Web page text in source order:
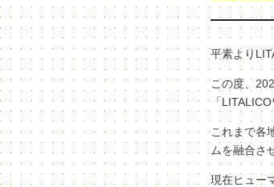
平素より
この度、
「
これまで各
ムを融合さ
現在ヒュー